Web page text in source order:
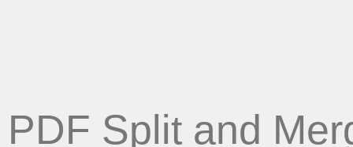
PDF Split and